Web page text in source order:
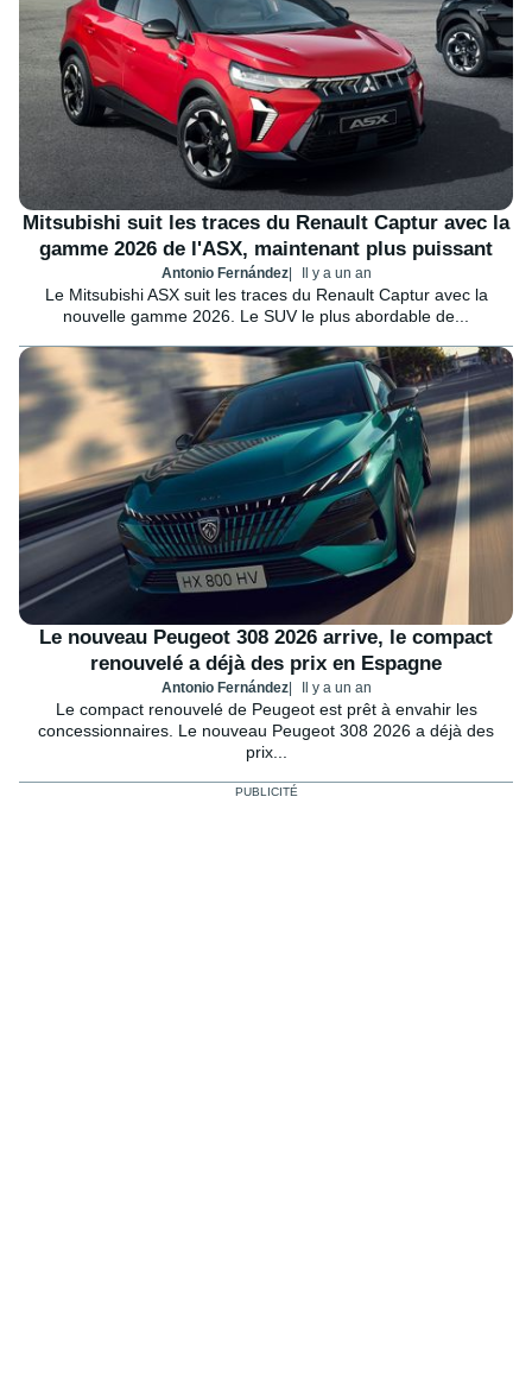
Mitsubishi suit les traces du Renault Captur avec la
gamme 2026 de l'ASX, maintenant plus puissant
Antonio Fernández Il y a un an
Le Mitsubishi ASX suit les traces du Renault Captur avec la
nouvelle gamme 2026. Le SUV le plus abordable de...
Le nouveau Peugeot 308 2026 arrive, le compact
renouvelé a déjà des prix en Espagne
Antonio Fernández Il y a un an
Le compact renouvelé de Peugeot est prêt à envahir les
concessionnaires. Le nouveau Peugeot 308 2026 a déjà des
prix...